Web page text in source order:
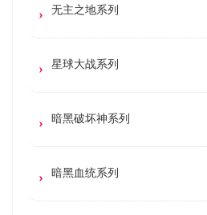
无主之地系列
星球大战系列
暗黑破坏神系列
暗黑血统系列